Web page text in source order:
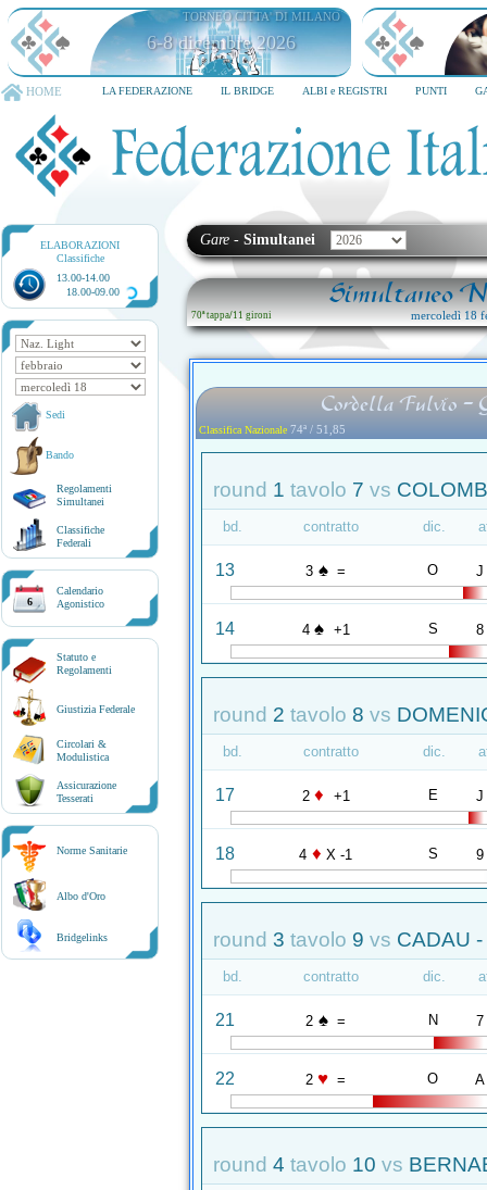
TORNEO CITTA' DI MILANO
6-8 dicembre 2026
HOME LA FEDERAZIONE IL BRIDGE ALBI e REGISTRI PUNTI
ELABORAZIONI
Classifiche
13.00-14.00
18.00-09.00
Sedi
Bando
Regolamenti
Simultanei
Classifiche
Federali
6
Calendario
Agonistico
Statuto e
Regolamenti
Giustizia Federale
Circolari &
Modulistica
Assicurazione
Tesserati
Norme Sanitarie
Albo d'Oro
Bridgelinks
Gare - Simultanei
Simultaneo
70ª tappa/11 gironi mercoledì 18
Cordella Fulvio -
Classifica Nazionale 74ª / 51,85
round 1 tavolo 7 vs
bd. contratto dic.
13 3 ♠ = O J
14 4 ♠ +1 S 8
round 2 tavolo 8 vs
bd. contratto dic.
17 2 ♦ +1 E J
18 4 ♦ X -1 S 9
round 3 tavolo 9 vs CADAU
bd. contratto dic.
21 2 ♠ = N 7
22 2 ♥ = O A
round 4 tavolo 10 vs